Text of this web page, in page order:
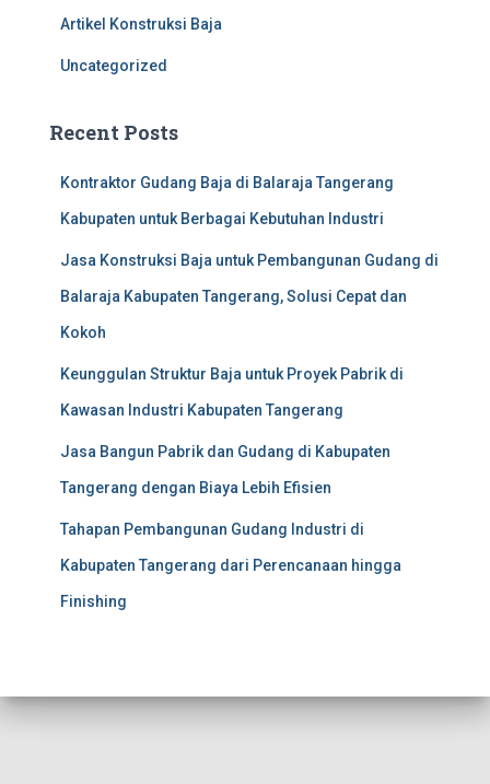
Artikel Konstruksi Baja
Uncategorized
Recent Posts
Kontraktor Gudang Baja di Balaraja Tangerang
Kabupaten untuk Berbagai Kebutuhan Industri
Jasa Konstruksi Baja untuk Pembangunan Gudang di
Balaraja Kabupaten Tangerang, Solusi Cepat dan
Kokoh
Keunggulan Struktur Baja untuk Proyek Pabrik di
Kawasan Industri Kabupaten Tangerang
Jasa Bangun Pabrik dan Gudang di Kabupaten
Tangerang dengan Biaya Lebih Efisien
Tahapan Pembangunan Gudang Industri di
Kabupaten Tangerang dari Perencanaan hingga
Finishing